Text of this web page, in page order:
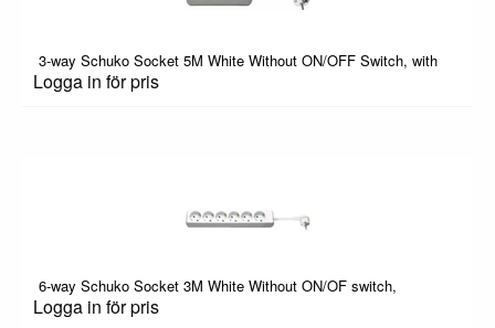
3-way Schuko Socket 5M White Without ON/OFF Switch, with
Logga in för pris
6-way Schuko Socket 3M White Without ON/OF switch,
Logga in för pris